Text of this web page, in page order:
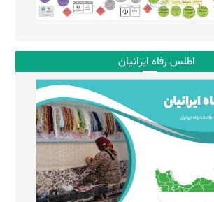
اطلس رفاه ایرانیان